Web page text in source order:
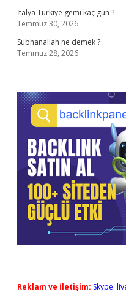
İtalya Türkiye gemi kaç gün ?
Temmuz 30, 2026
Subhanallah ne demek ?
Temmuz 28, 2026
Reklam ve İletişim: Skype: